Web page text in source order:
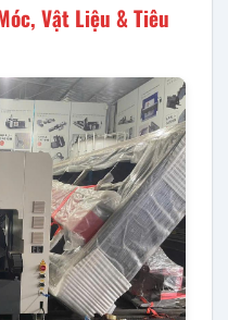
Vật Liệu & Tiêu